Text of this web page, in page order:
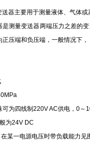
器主要用于测量液体、气体或
量变送器两端压力之差的变
压端和负压端，一般情况下
为四线制220V AC供电，0～
为24V DC
某一电源电压时带负载能力